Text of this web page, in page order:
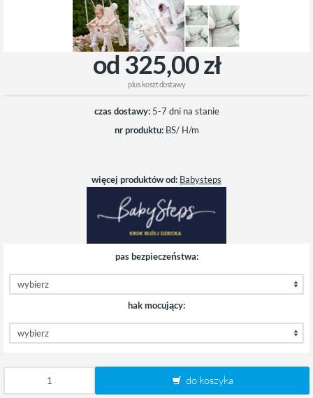
od 325,00 zł
plus koszt dostawy
czas dostawy: 5-7 dni na stanie
nr produktu:BS/ H/m
więcej produktów od: Babysteps
pas bezpieczeństwa:
hak mocujący:
do koszyka